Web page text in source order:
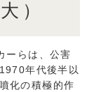
）
ーらは、公害
年代後半以
化の積極的作